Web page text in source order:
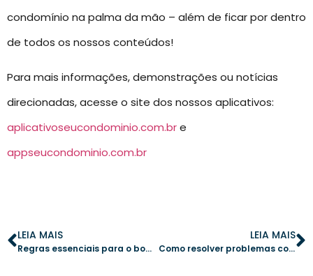
condomínio na palma da mão – além de ficar por dentro
de todos os nossos conteúdos!
Para mais informações, demonstrações ou notícias
direcionadas, acesse o site dos nossos aplicativos:
aplicativoseucondominio.com.bre
appseucondominio.com.br
LEIA MAIS
Regras essenciais para o bom uso da academia compartilhada em condomínios
LEIA MAIS
Como resolver problemas com vizinhos barulhentos e garantir tranquilidade no condomínio